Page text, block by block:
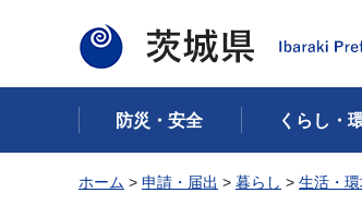
茨城県
防災・安全 くらし・
ホーム > 申請・届出 > 暮らし > 生活・環